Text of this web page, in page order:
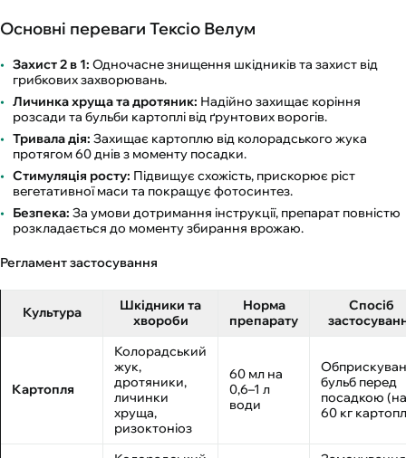
Основні переваги Тексіо Велум
Захист 2 в 1: Одночасне знищення шкідників та захист від
грибкових захворювань.
Личинка хруща та дротяник: Надійно захищає коріння
розсади та бульби картоплі від ґрунтових ворогів.
Тривала дія: Захищає картоплю від колорадського жука
протягом 60 днів з моменту посадки.
Стимуляція росту: Підвищує схожість, прискорює ріст
вегетативної маси та покращує фотосинтез.
Безпека: За умови дотримання інструкції, препарат повністю
розкладається до моменту збирання врожаю.
Регламент застосування
Культура
Шкідники та
хвороби
Норма
препарату
Спосіб
Картопля
Колорадський
жук,
дротяники,
личинки
хруща,
ризоктоніоз
60 мл на
0,6–1 л
води
бульб перед
посадкою (на
60 кг